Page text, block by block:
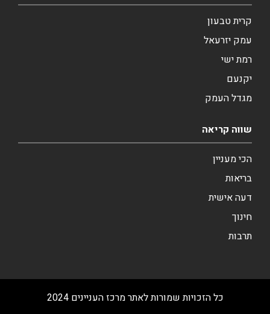
קרית טבעון
עמק יזרעאל
רמת ישי
יקנעם
מגדל העמק
שווה קריאה
הכי מעניין
בריאות
דעה אישית
חינוך
תרבות
כל הזכויות שמורות לאתר מרכז העניינים 2024